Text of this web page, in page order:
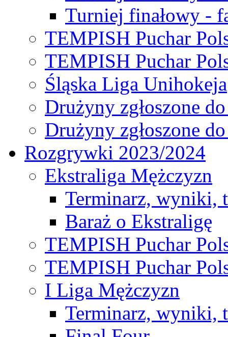
Turniej finałowy -
TEMPISH Puchar
TEMPISH Puchar
Śląska Liga Unihokeja
Drużyny zgłoszone
Drużyny zgłoszone
Rozgrywki 2023/2024
Ekstraliga Mężczyzn
Terminarz, wyniki,
Baraż o Ekstraligę
TEMPISH Puchar
TEMPISH Puchar
I Liga Mężczyzn
Terminarz, wyniki,